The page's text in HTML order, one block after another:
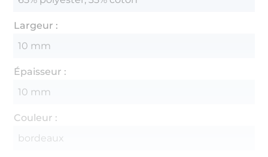
Largeur :
10 mm
Épaisseur :
10 mm
Couleur :
bordeaux